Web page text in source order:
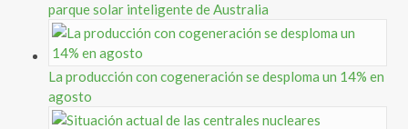
parque solar inteligente de Australia
La producción con cogeneración se desploma un 14% en
agosto